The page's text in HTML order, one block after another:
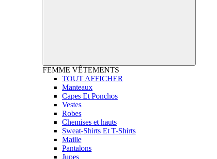
FEMME VÊTEMENTS
TOUT AFFICHER
Manteaux
Capes Et Ponchos
Vestes
Robes
Chemises et hauts
Sweat-Shirts Et T-Shirts
Maille
Pantalons
Jupes